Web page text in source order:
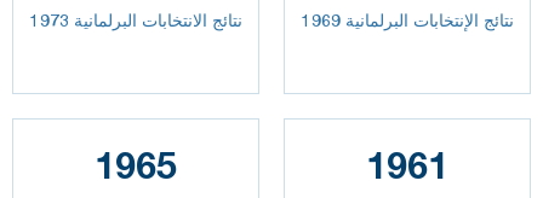
نتائج الانتخابات البرلمانية 1973 نتائج الإنتخابات البرلمانية 1969
1965 1961